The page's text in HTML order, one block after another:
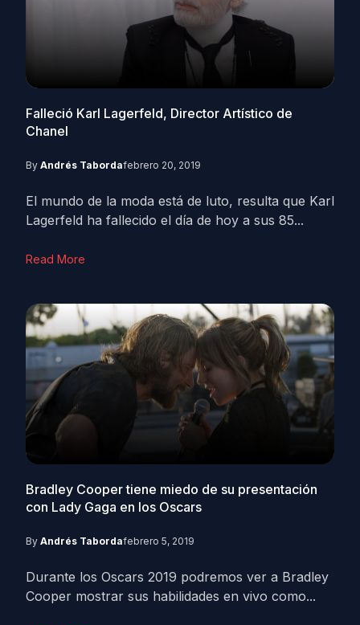
Falleció Karl Lagerfeld, Director Artístico de
Chanel
By Andrés Tabordafebrero 20, 2019
El mundo de la moda está de luto, resulta que Karl
Lagerfeld ha fallecido el día de hoy a sus 85...
Read More
Bradley Cooper tiene miedo de su presentación
con Lady Gaga en los Oscars
By Andrés Tabordafebrero 5, 2019
Durante los Oscars 2019 podremos ver a Bradley
Cooper mostrar sus habilidades en vivo como...